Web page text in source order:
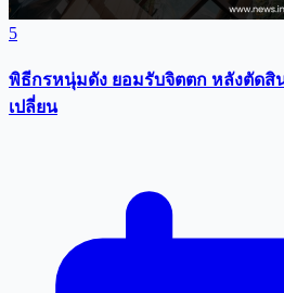
5
พิธีกรหนุ่มดัง ยอมรับจิตตก หลังตัดสิ
เปลี่ยน